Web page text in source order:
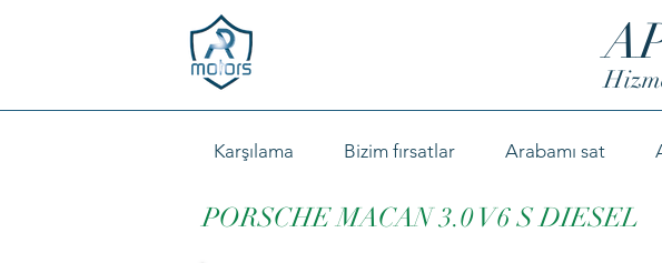
Karşılama Bizim fırsatlar Arabamı sat
PORSCHE MACAN 3.0 V6 S DIESEL